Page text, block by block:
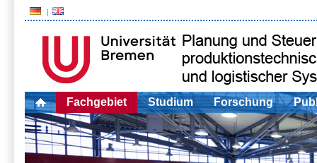
Fachgebiet Studium Forschung